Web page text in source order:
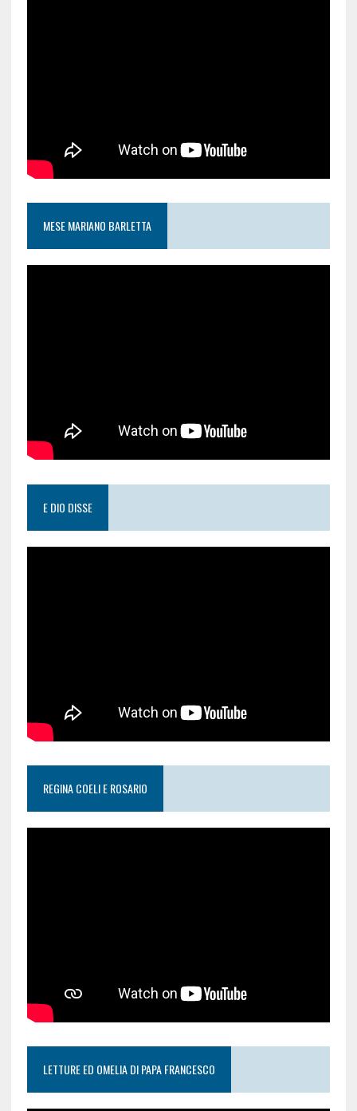
MESE MARIANO BARLETTA
E DIO DISSE
REGINA COELI E ROSARIO
LETTURE ED OMELIA DI PAPA FRANCESCO